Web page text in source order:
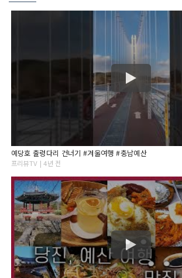
예당호 출렁다리 건너기 #겨울여행 #충남예산
프리뷰TV | 4년 전